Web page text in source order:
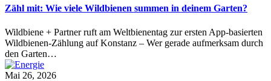
Zähl mit: Wie viele Wildbienen summen in deinem Garten?
Wildbiene + Partner ruft am Weltbienentag zur ersten App-basierten
Wildbienen-Zählung auf Konstanz – Wer gerade aufmerksam durch
den Garten…
Mai 26, 2026